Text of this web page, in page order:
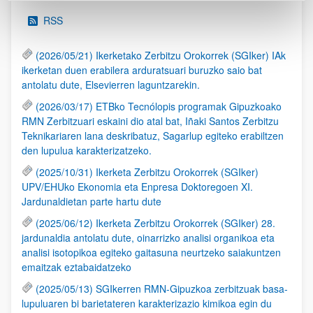
RSS
(2026/05/21) Ikerketako Zerbitzu Orokorrek (SGIker) IAk
ikerketan duen erabilera arduratsuari buruzko saio bat
antolatu dute, Elsevierren laguntzarekin.
(2026/03/17) ETBko Tecnólopis programak Gipuzkoako
RMN Zerbitzuari eskaini dio atal bat, Iñaki Santos Zerbitzu
Teknikariaren lana deskribatuz, Sagarlup egiteko erabiltzen
den lupulua karakterizatzeko.
(2025/10/31) Ikerketa Zerbitzu Orokorrek (SGIker)
UPV/EHUko Ekonomia eta Enpresa Doktoregoen XI.
Jardunaldietan parte hartu dute
(2025/06/12) Ikerketa Zerbitzu Orokorrek (SGIker) 28.
jardunaldia antolatu dute, oinarrizko analisi organikoa eta
analisi isotopikoa egiteko gaitasuna neurtzeko saiakuntzen
emaitzak eztabaidatzeko
(2025/05/13) SGIkerren RMN-Gipuzkoa zerbitzuak basa-
lupuluaren bi barietateren karakterizazio kimikoa egin du